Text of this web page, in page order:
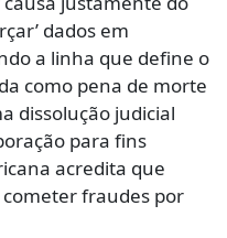
dados em
a linha que define o
como pena de morte
dissolução judicial
para fins
acredita que
fraudes por